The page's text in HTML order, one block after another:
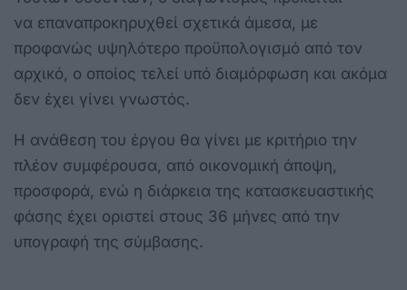
να επαναπροκηρυχθεί σχετικά άμεσα, με
προφανώς υψηλότερο προϋπολογισμό από τον
αρχικό, ο οποίος τελεί υπό διαμόρφωση και ακόμα
δεν έχει γίνει γνωστός.
Η ανάθεση του έργου θα γίνει με κριτήριο την
πλέον συμφέρουσα, από οικονομική άποψη,
προσφορά, ενώ η διάρκεια της κατασκευαστικής
φάσης έχει οριστεί στους 36 μήνες από την
υπογραφή της σύμβασης.